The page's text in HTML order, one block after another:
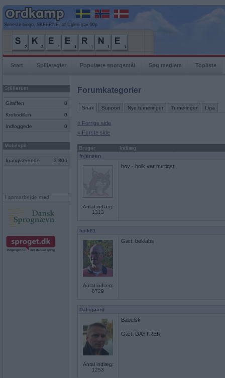
Seneste bingo, SKEERNE, af Uglen gav 90p
Start Spilleregler Populære spørgsmål Søg medlem Topliste
Spillerum
Giraffen 0
Krokodillen 0
Indloggede 0
Mobilspil
Igangværende 2 806
I samarbejde med
Forumkategorier
Snak Support Nye turneringer Turneringer Liga
« Forrige side
« Første side
Bruger
Indlæg
fr-jensen
Antal indlæg:
1313
hov - holk var hurtigst
holk61
Antal indlæg:
8729
Gæt: beklabs
Dalsgaard
Antal indlæg:
1253
Babelsk
Gæt: DAYTRER